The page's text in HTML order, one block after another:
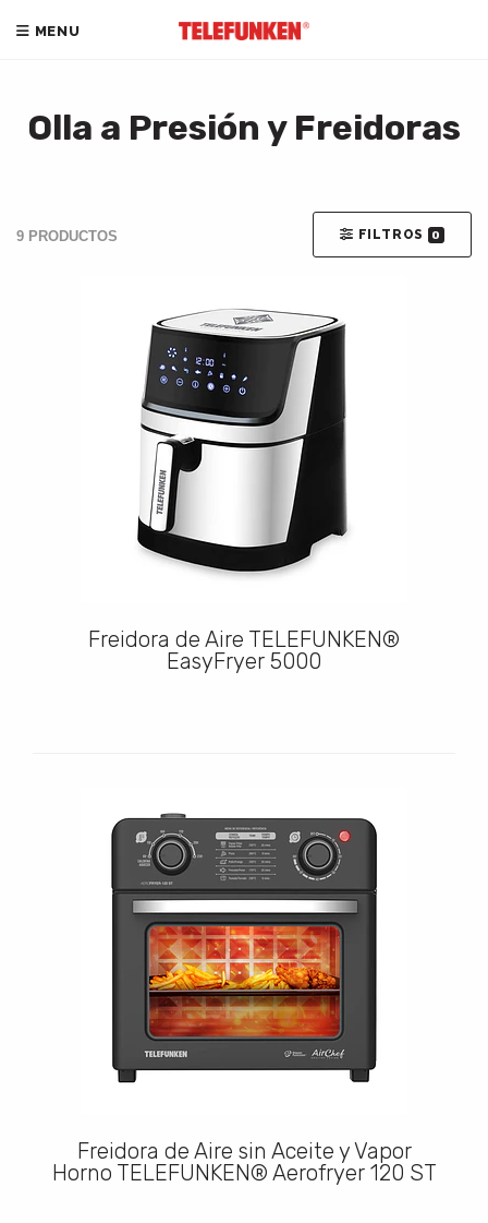
MENU
Olla a Presión y Freidoras
9 PRODUCTOS FILTROS 0
Freidora de Aire TELEFUNKEN®
EasyFryer 5000
Freidora de Aire sin Aceite y Vapor
Horno TELEFUNKEN® Aerofryer 120 ST